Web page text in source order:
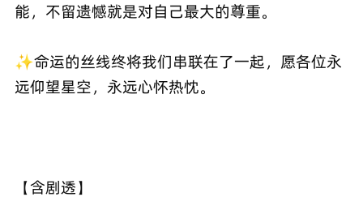
能，不留遗憾就是对自己最大的尊重。
✨命运的丝线终将我们串联在了一起，愿各位永
远仰望星空，永远心怀热忱。
【含剧透】